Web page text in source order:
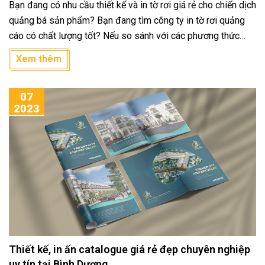
Bạn đang có nhu cầu thiết kế và in tờ rơi giá rẻ cho chiến dịch
quảng bá sản phẩm? Bạn đang tìm công ty in tờ rơi quảng
cáo có chất lượng tốt? Nếu so sánh với các phương thức
quảng cáo khác thì in tờ rơi là kênh quảng cáo sản phẩm
hiệu quả lại ít tốn kém. In tờ rơi giúp truyền tải hình ảnh và
trực quan, nhanh chóng.
Xem thêm
Thiết kế, in ấn catalogue giá rẻ đẹp chuyên nghiệp
07
2023